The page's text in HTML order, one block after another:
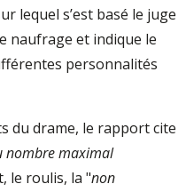
lequel s’est basé le juge
naufrage et indique le
personnalités
du drame, le rapport cite
nombre maximal
le roulis, la "non